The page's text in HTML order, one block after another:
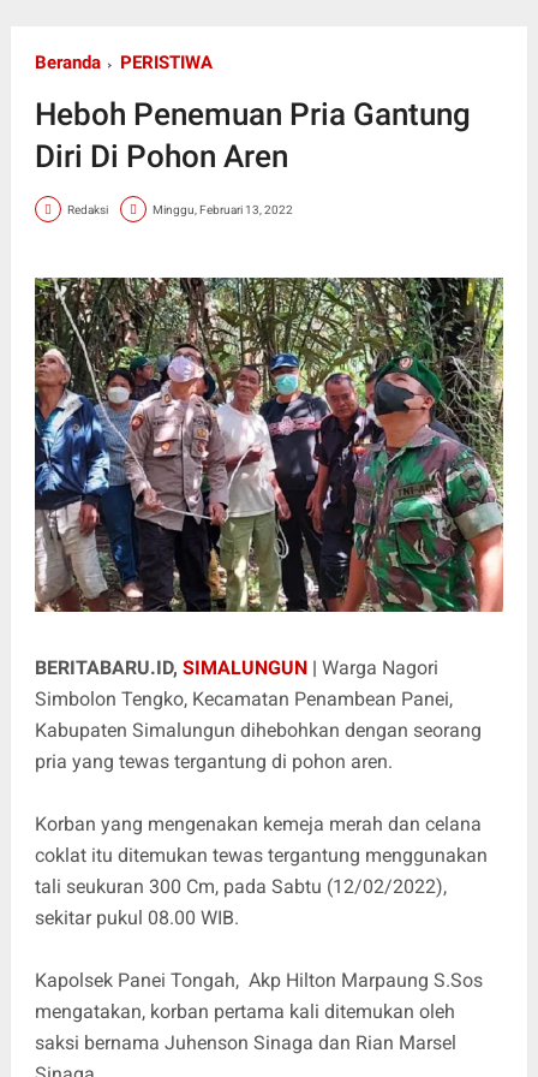
Beranda PERISTIWA
Heboh Penemuan Pria Gantung
Diri Di Pohon Aren
Redaksi Minggu, Februari 13, 2022
BERITABARU.ID, SIMALUNGUN | Warga Nagori
Simbolon Tengko, Kecamatan Penambean Panei,
Kabupaten Simalungun dihebohkan dengan seorang
pria yang tewas tergantung di pohon aren.
Korban yang mengenakan kemeja merah dan celana
coklat itu ditemukan tewas tergantung menggunakan
tali seukuran 300 Cm, pada Sabtu (12/02/2022),
sekitar pukul 08.00 WIB.
Kapolsek Panei Tongah, Akp Hilton Marpaung S.Sos
mengatakan, korban pertama kali ditemukan oleh
saksi bernama Juhenson Sinaga dan Rian Marsel